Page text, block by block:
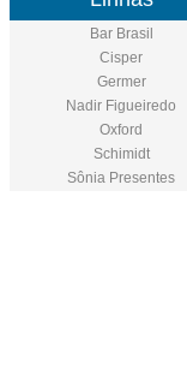
Bar Brasil
Cisper
Germer
Nadir Figueiredo
Oxford
Schimidt
Sônia Presentes